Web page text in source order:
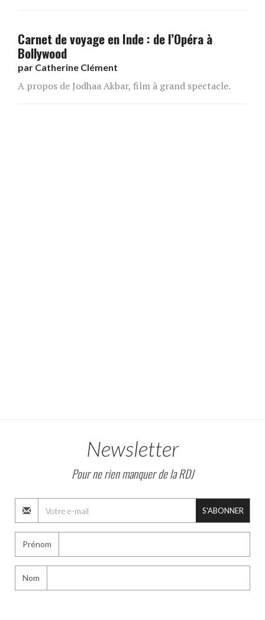
Carnet de voyage en Inde : de l’Opéra à
Bollywood
par Catherine Clément
A propos de Jodhaa Akbar, film à grand spectacle.
Newsletter
Pour ne rien manquer de la RDJ
S'ABONNER
Prénom
Nom